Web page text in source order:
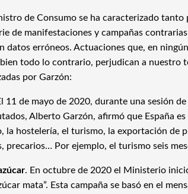
de Consumo se ha caracterizado tanto
de manifestaciones y campañas
datos erróneos. Actuaciones que, en
todo lo contrario, perjudican a nuestro
por Garzón:
11 de mayo de 2020, durante una sesión
Alberto Garzón, afirmó que España
la hostelería, el turismo, la exportación de
precarios… Por ejemplo, el turismo seis
. En octubre de 2020 el Ministerio
mata”. Esta campaña se basó en el